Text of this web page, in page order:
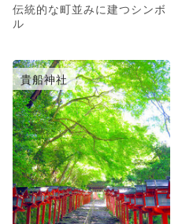
伝統的な町並みに建つシンボ
ル
貴船神社